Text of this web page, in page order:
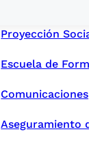
Proyección
Escuela de
Aseguramiento